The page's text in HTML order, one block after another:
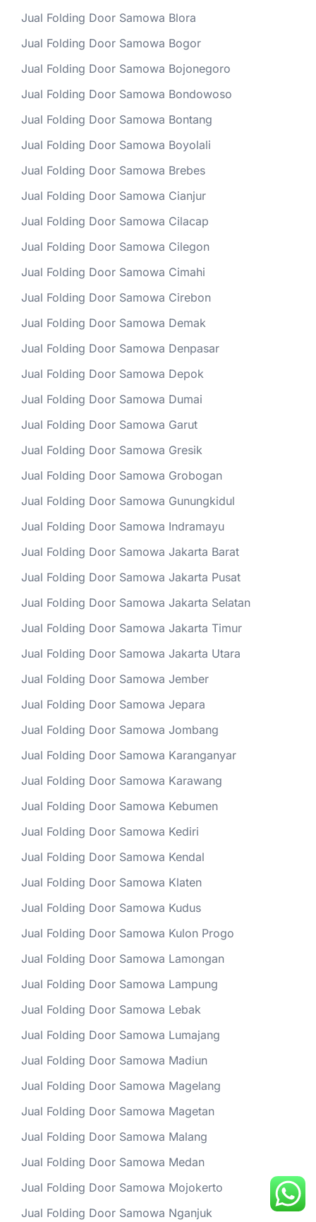
Jual Folding Door Samowa Blora
Jual Folding Door Samowa Bogor
Jual Folding Door Samowa Bojonegoro
Jual Folding Door Samowa Bondowoso
Jual Folding Door Samowa Bontang
Jual Folding Door Samowa Boyolali
Jual Folding Door Samowa Brebes
Jual Folding Door Samowa Cianjur
Jual Folding Door Samowa Cilacap
Jual Folding Door Samowa Cilegon
Jual Folding Door Samowa Cimahi
Jual Folding Door Samowa Cirebon
Jual Folding Door Samowa Demak
Jual Folding Door Samowa Denpasar
Jual Folding Door Samowa Depok
Jual Folding Door Samowa Dumai
Jual Folding Door Samowa Garut
Jual Folding Door Samowa Gresik
Jual Folding Door Samowa Grobogan
Jual Folding Door Samowa Gunungkidul
Jual Folding Door Samowa Indramayu
Jual Folding Door Samowa Jakarta Barat
Jual Folding Door Samowa Jakarta Pusat
Jual Folding Door Samowa Jakarta Selatan
Jual Folding Door Samowa Jakarta Timur
Jual Folding Door Samowa Jakarta Utara
Jual Folding Door Samowa Jember
Jual Folding Door Samowa Jepara
Jual Folding Door Samowa Jombang
Jual Folding Door Samowa Karanganyar
Jual Folding Door Samowa Karawang
Jual Folding Door Samowa Kebumen
Jual Folding Door Samowa Kediri
Jual Folding Door Samowa Kendal
Jual Folding Door Samowa Klaten
Jual Folding Door Samowa Kudus
Jual Folding Door Samowa Kulon Progo
Jual Folding Door Samowa Lamongan
Jual Folding Door Samowa Lampung
Jual Folding Door Samowa Lebak
Jual Folding Door Samowa Lumajang
Jual Folding Door Samowa Madiun
Jual Folding Door Samowa Magelang
Jual Folding Door Samowa Magetan
Jual Folding Door Samowa Malang
Jual Folding Door Samowa Medan
Jual Folding Door Samowa Mojokerto
Jual Folding Door Samowa Nganjuk